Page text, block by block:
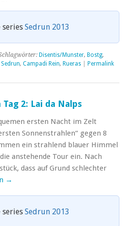
Sedrun 2013
Disentis/Munster, Bostg,
Sedrun, Campadi Rein, Rueras Permalink
2: Lai da Nalps
ersten Nacht im Zelt
Sonnenstrahlen“ gegen 8
ein strahlend blauer Himmel
anstehende Tour ein. Nach
dass auf Grund schlechter
→
Sedrun 2013